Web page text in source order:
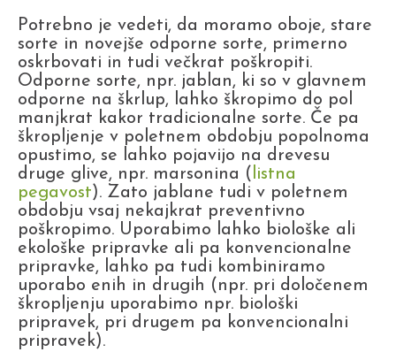
Potrebno je vedeti, da moramo oboje, stare
sorte in novejše odporne sorte, primerno
oskrbovati in tudi večkrat poškropiti.
Odporne sorte, npr. jablan, ki so v glavnem
odporne na škrlup, lahko škropimo do pol
manjkrat kakor tradicionalne sorte. Če pa
škropljenje v poletnem obdobju popolnoma
opustimo, se lahko pojavijo na drevesu
druge glive, npr. marsonina ( listna
pegavost). Zato jablane tudi v poletnem
obdobju vsaj nekajkrat preventivno
poškropimo. Uporabimo lahko biološke ali
ekološke pripravke ali pa konvencionalne
pripravke, lahko pa tudi kombiniramo
uporabo enih in drugih (npr. pri določenem
škropljenju uporabimo npr. biološki
pripravek, pri drugem pa konvencionalni
pripravek).